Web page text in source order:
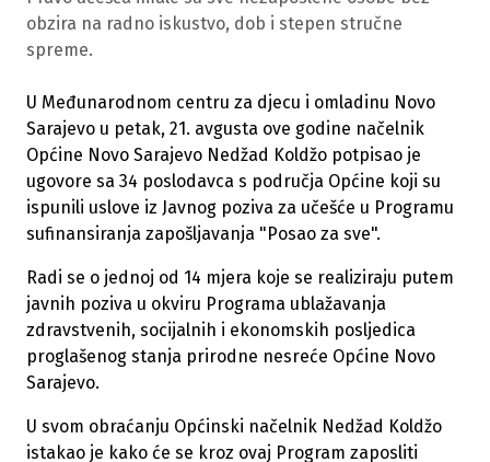
obzira na radno iskustvo, dob i stepen stručne
spreme.
U Međunarodnom centru za djecu i omladinu Novo
Sarajevo u petak, 21. avgusta ove godine načelnik
Općine Novo Sarajevo Nedžad Koldžo potpisao je
ugovore sa 34 poslodavca s područja Općine koji su
ispunili uslove iz Javnog poziva za učešće u Programu
sufinansiranja zapošljavanja "Posao za sve".
Radi se o jednoj od 14 mjera koje se realiziraju putem
javnih poziva u okviru Programa ublažavanja
zdravstvenih, socijalnih i ekonomskih posljedica
proglašenog stanja prirodne nesreće Općine Novo
Sarajevo.
U svom obraćanju Općinski načelnik Nedžad Koldžo
istakao je kako će se kroz ovaj Program zaposliti